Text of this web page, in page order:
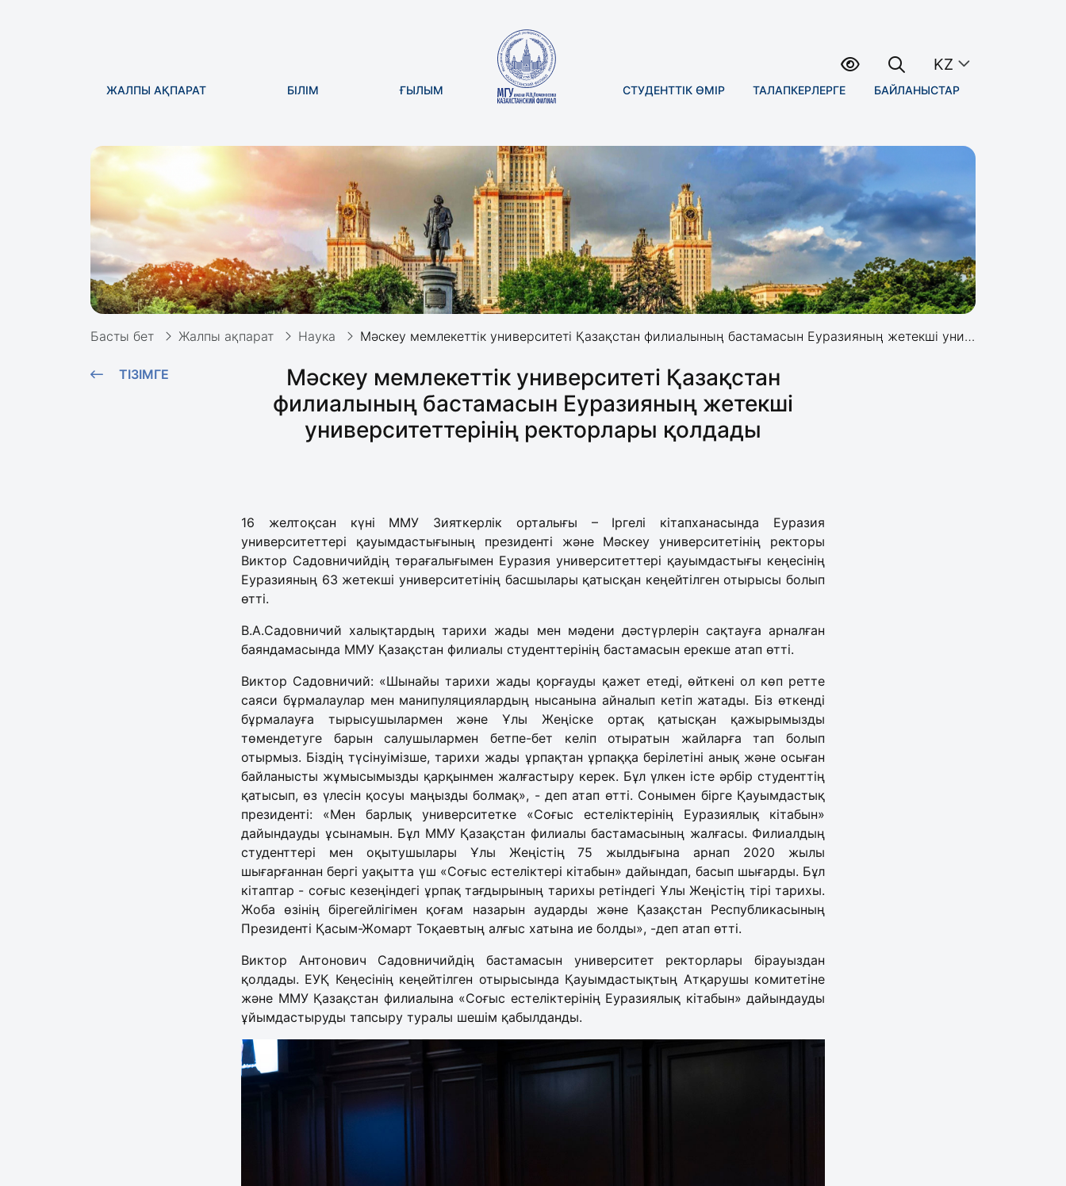
ЖАЛПЫ АҚПАРАТ БІЛІМ ҒЫЛЫМ СТУДЕНТТІК ӨМІР ТАЛАПКЕРЛЕРГЕ БАЙЛАНЫСТАР
KZ
Басты бет Жалпы ақпарат Наука Мәскеу мемлекеттік университеті Қазақстан филиалының бастамасын Еуразияның жетекші университеттерінің ректорлары қолдады
ТІЗІМГЕ
Мәскеу мемлекеттік университеті Қазақстан
филиалының бастамасын Еуразияның жетекші
университеттерінің ректорлары қолдады
16 желтоқсан күні ММУ Зияткерлік орталығы – Іргелі кітапханасында Еуразия
университеттері қауымдастығының президенті және Мәскеу университетінің ректоры
Виктор Садовничийдің төрағалығымен Еуразия университеттері қауымдастығы кеңесінің
Еуразияның 63 жетекші университетінің басшылары қатысқан кеңейтілген отырысы болып
өтті.
В.А.Садовничий халықтардың тарихи жады мен мәдени дәстүрлерін сақтауға арналған
баяндамасында ММУ Қазақстан филиалы студенттерінің бастамасын ерекше атап өтті.
Виктор Садовничий: «Шынайы тарихи жады қорғауды қажет етеді, өйткені ол көп ретте
саяси бұрмалаулар мен манипуляциялардың нысанына айналып кетіп жатады. Біз өткенді
бұрмалауға тырысушылармен және Ұлы Жеңіске ортақ қатысқан қажырымызды
төмендетуге барын салушылармен бетпе-бет келіп отыратын жайларға тап болып
отырмыз. Біздің түсінуімізше, тарихи жады ұрпақтан ұрпаққа берілетіні анық және осыған
байланысты жұмысымызды қарқынмен жалғастыру керек. Бұл үлкен істе әрбір студенттің
қатысып, өз үлесін қосуы маңызды болмақ», - деп атап өтті. Сонымен бірге Қауымдастық
президенті: «Мен барлық университетке «Соғыс естеліктерінің Еуразиялық кітабын»
дайындауды ұсынамын. Бұл ММУ Қазақстан филиалы бастамасының жалғасы. Филиалдың
студенттері мен оқытушылары Ұлы Жеңістің 75 жылдығына арнап 2020 жылы
шығарғаннан бергі уақытта үш «Соғыс естеліктері кітабын» дайындап, басып шығарды. Бұл
кітаптар - соғыс кезеңіндегі ұрпақ тағдырының тарихы ретіндегі Ұлы Жеңістің тірі тарихы.
Жоба өзінің бірегейлігімен қоғам назарын аударды және Қазақстан Республикасының
Президенті Қасым-Жомарт Тоқаевтың алғыс хатына ие болды», -деп атап өтті.
Виктор Антонович Садовничийдің бастамасын университет ректорлары бірауыздан
қолдады. ЕУҚ Кеңесінің кеңейтілген отырысында Қауымдастықтың Атқарушы комитетіне
және ММУ Қазақстан филиалына «Соғыс естеліктерінің Еуразиялық кітабын» дайындауды
ұйымдастыруды тапсыру туралы шешім қабылданды.